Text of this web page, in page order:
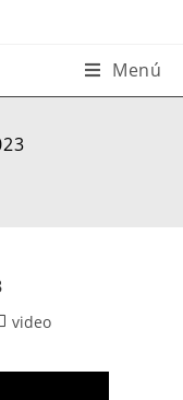
Menú
video